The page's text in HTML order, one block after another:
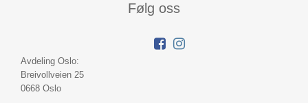
Følg oss
Avdeling Oslo:
Breivollveien 25
0668 Oslo